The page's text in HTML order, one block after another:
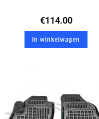
€114.00
In winkelwagen